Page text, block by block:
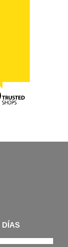
DÍAS